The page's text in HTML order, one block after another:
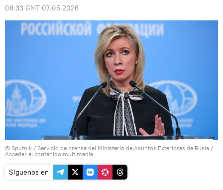
08:33 GMT 07.05.2026
© Sputnik / Servicio de prensa del Ministerio de Asuntos Exteriores de Rusia /
Acceder al contenido multimedia
Síguenos en